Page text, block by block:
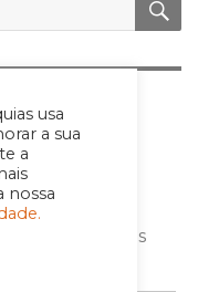
usa
a sua
a
nossa
a
class="ninja-
são requeridos